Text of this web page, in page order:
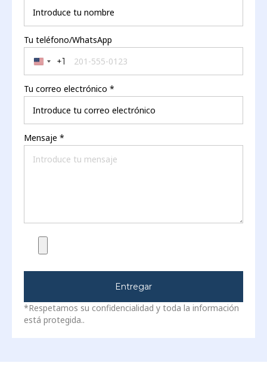
Tu teléfono/WhatsApp
United States +1
+1
Tu correo electrónico *
Mensaje *
Entregar
*Respetamos su confidencialidad y toda la información
está protegida..